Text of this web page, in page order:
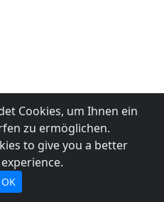
Cookies, um Ihnen ein
zu ermöglichen.
to give you a better
OK